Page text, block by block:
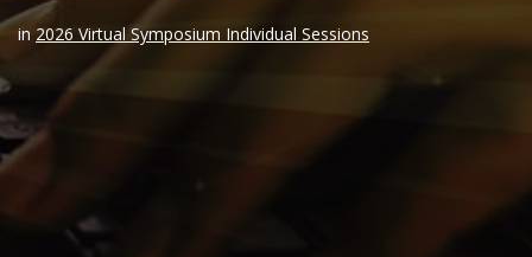
in 2026 Virtual Symposium Individual Sessions